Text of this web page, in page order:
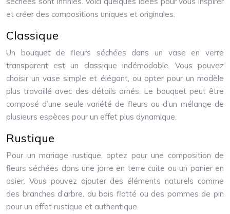
et créer des compositions uniques et originales.
Classique
Un bouquet de fleurs séchées dans un vase en verre
transparent est un classique indémodable. Vous pouvez
choisir un vase simple et élégant, ou opter pour un modèle
plus travaillé avec des détails ornés. Le bouquet peut être
composé d’une seule variété de fleurs ou d’un mélange de
plusieurs espèces pour un effet plus dynamique.
Rustique
Pour un mariage rustique, optez pour une composition de
fleurs séchées dans une jarre en terre cuite ou un panier en
osier. Vous pouvez ajouter des éléments naturels comme
des branches d’arbre, du bois flotté ou des pommes de pin
pour un effet rustique et authentique.